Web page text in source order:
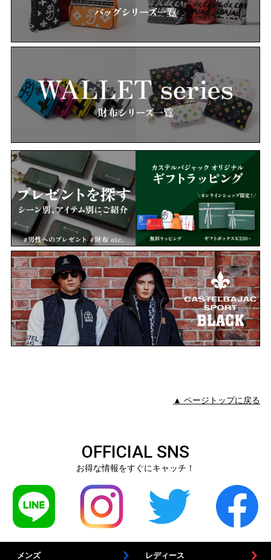
▲ ページトップに戻る
OFFICIAL SNS
お得な情報をすぐにキャッチ！
メンズ レディース